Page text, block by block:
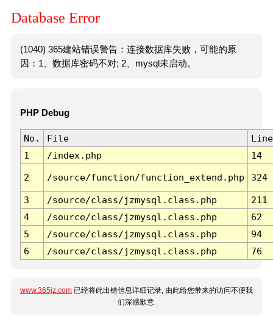
Database Error
(1040) 365建站错误警告：连接数据库失败，可能的原
因：1、数据库密码不对; 2、mysql未启动。
PHP Debug
No. File
Line
1
/index.php 14
2 /source/function/function_extend.php 324
3 /source/class/jzmysql.class.php
211
4
/source/class/jzmysql.class.php
62
5
/source/class/jzmysql.class.php
94
6
/source/class/jzmysql.class.php 76
www.365jz.com 已经将此出错信息详细记录, 由此给您带来的访问不便我
们深感歉意.